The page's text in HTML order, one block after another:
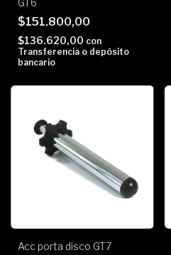
$151.800,00
$136.620,00 con
Transferencia o depósito
bancario
Acc porta disco GT7